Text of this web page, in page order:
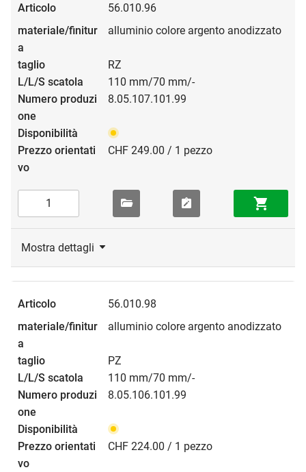
56.010.96
alluminio colore argento anodizzato
RZ
110 mm/70 mm/-
8.05.107.101.99
CHF 249.00 / 1 pezzo
Mostra dettagli
56.010.98
alluminio colore argento anodizzato
PZ
110 mm/70 mm/-
8.05.106.101.99
CHF 224.00 / 1 pezzo